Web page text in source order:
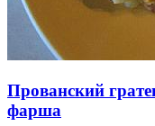
Прованский
фарша